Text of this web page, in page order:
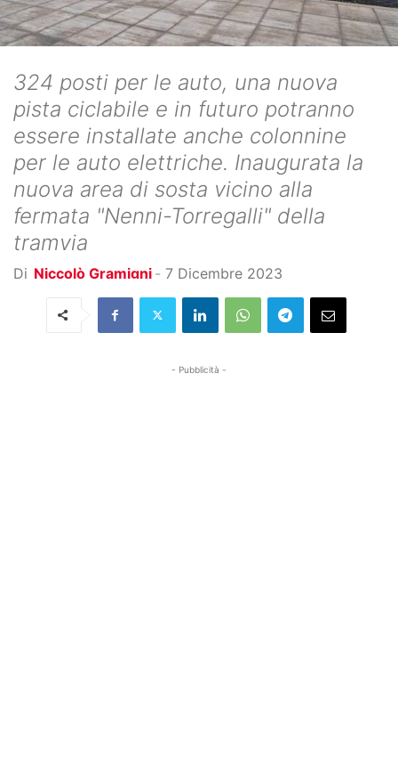
324 posti per le auto, una nuova
pista ciclabile e in futuro potranno
essere installate anche colonnine
per le auto elettriche. Inaugurata la
nuova area di sosta vicino alla
fermata "Nenni-Torregalli" della
tramvia
Di Niccolò Gramigni - 7 Dicembre 2023
- Pubblicità -